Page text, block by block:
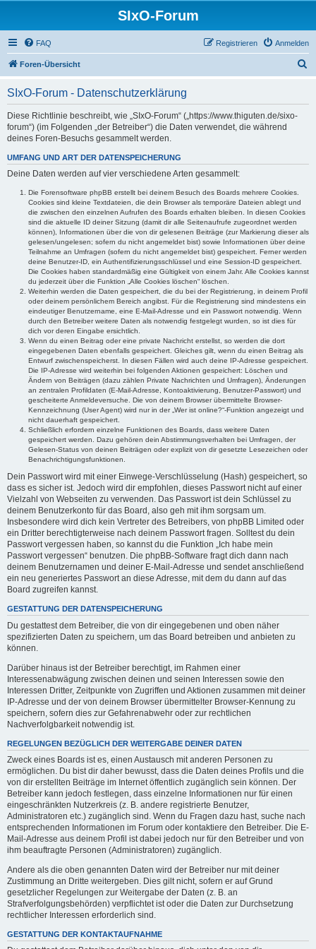
SIxO-Forum
FAQ Anmelden
Registrieren
Foren-Übersicht
SIxO-Forum - Datenschutzerklärung
Diese Richtlinie beschreibt, wie „SIxO-Forum“ („https://www.thiguten.de/sixo-
forum“) (im Folgenden „der Betreiber“) die Daten verwendet, die während
deines Foren-Besuchs gesammelt werden.
UMFANG UND ART DER DATENSPEICHERUNG
Deine Daten werden auf vier verschiedene Arten gesammelt:
Die Forensoftware phpBB erstellt bei deinem Besuch des Boards mehrere Cookies.
Cookies sind kleine Textdateien, die dein Browser als temporäre Dateien ablegt und
die zwischen den einzelnen Aufrufen des Boards erhalten bleiben. In diesen Cookies
sind die aktuelle ID deiner Sitzung (damit dir alle Seitenaufrufe zugeordnet werden
können), Informationen über die von dir gelesenen Beiträge (zur Markierung dieser als
gelesen/ungelesen; sofern du nicht angemeldet bist) sowie Informationen über deine
Teilnahme an Umfragen (sofern du nicht angemeldet bist) gespeichert. Ferner werden
deine Benutzer-ID, ein Authentifizierungsschlüssel und eine Session-ID gespeichert.
Die Cookies haben standardmäßig eine Gültigkeit von einem Jahr. Alle Cookies kannst
du jederzeit über die Funktion „Alle Cookies löschen“ löschen.
Weiterhin werden die Daten gespeichert, die du bei der Registrierung, in deinem Profil
oder deinem persönlichem Bereich angibst. Für die Registrierung sind mindestens ein
eindeutiger Benutzername, eine E-Mail-Adresse und ein Passwort notwendig. Wenn
durch den Betreiber weitere Daten als notwendig festgelegt wurden, so ist dies für
dich vor deren Eingabe ersichtlich.
Wenn du einen Beitrag oder eine private Nachricht erstellst, so werden die dort
eingegebenen Daten ebenfalls gespeichert. Gleiches gilt, wenn du einen Beitrag als
Entwurf zwischenspeicherst. In diesen Fällen wird auch deine IP-Adresse gespeichert.
Die IP-Adresse wird weiterhin bei folgenden Aktionen gespeichert: Löschen und
Ändern von Beiträgen (dazu zählen Private Nachrichten und Umfragen), Änderungen
an zentralen Profildaten (E-Mail-Adresse, Kontoaktivierung, Benutzer-Passwort) und
gescheiterte Anmeldeversuche. Die von deinem Browser übermittelte Browser-
Kennzeichnung (User Agent) wird nur in der „Wer ist online?“-Funktion angezeigt und
nicht dauerhaft gespeichert.
Schließlich erfordern einzelne Funktionen des Boards, dass weitere Daten
gespeichert werden. Dazu gehören dein Abstimmungsverhalten bei Umfragen, der
Gelesen-Status von deinen Beiträgen oder explizit von dir gesetzte Lesezeichen oder
Benachrichtigungsfunktionen.
Dein Passwort wird mit einer Einwege-Verschlüsselung (Hash) gespeichert, so
dass es sicher ist. Jedoch wird dir empfohlen, dieses Passwort nicht auf einer
Vielzahl von Webseiten zu verwenden. Das Passwort ist dein Schlüssel zu
deinem Benutzerkonto für das Board, also geh mit ihm sorgsam um.
Insbesondere wird dich kein Vertreter des Betreibers, von phpBB Limited oder
ein Dritter berechtigterweise nach deinem Passwort fragen. Solltest du dein
Passwort vergessen haben, so kannst du die Funktion „Ich habe mein
Passwort vergessen“ benutzen. Die phpBB-Software fragt dich dann nach
deinem Benutzernamen und deiner E-Mail-Adresse und sendet anschließend
ein neu generiertes Passwort an diese Adresse, mit dem du dann auf das
Board zugreifen kannst.
GESTATTUNG DER DATENSPEICHERUNG
Du gestattest dem Betreiber, die von dir eingegebenen und oben näher
spezifizierten Daten zu speichern, um das Board betreiben und anbieten zu
können.
Darüber hinaus ist der Betreiber berechtigt, im Rahmen einer
Interessenabwägung zwischen deinen und seinen Interessen sowie den
Interessen Dritter, Zeitpunkte von Zugriffen und Aktionen zusammen mit deiner
IP-Adresse und der von deinem Browser übermittelter Browser-Kennung zu
speichern, sofern dies zur Gefahrenabwehr oder zur rechtlichen
Nachverfolgbarkeit notwendig ist.
REGELUNGEN BEZÜGLICH DER WEITERGABE DEINER DATEN
Zweck eines Boards ist es, einen Austausch mit anderen Personen zu
ermöglichen. Du bist dir daher bewusst, dass die Daten deines Profils und die
von dir erstellten Beiträge im Internet öffentlich zugänglich sein können. Der
Betreiber kann jedoch festlegen, dass einzelne Informationen nur für einen
eingeschränkten Nutzerkreis (z. B. andere registrierte Benutzer,
Administratoren etc.) zugänglich sind. Wenn du Fragen dazu hast, suche nach
entsprechenden Informationen im Forum oder kontaktiere den Betreiber. Die E-
Mail-Adresse aus deinem Profil ist dabei jedoch nur für den Betreiber und von
ihm beauftragte Personen (Administratoren) zugänglich.
Andere als die oben genannten Daten wird der Betreiber nur mit deiner
Zustimmung an Dritte weitergeben. Dies gilt nicht, sofern er auf Grund
gesetzlicher Regelungen zur Weitergabe der Daten (z. B. an
Strafverfolgungsbehörden) verpflichtet ist oder die Daten zur Durchsetzung
rechtlicher Interessen erforderlich sind.
GESTATTUNG DER KONTAKTAUFNAHME